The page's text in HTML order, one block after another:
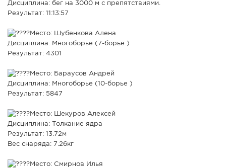
КОНКУРСЫ
ГОЛОСОВАНИЯ
ПРЕДЛОЖИТЬ НОВОСТЬ
Дисциплина: бег на 3000 м с препятствиями.
Результат: 11:13:57
Место: Шубенкова Алена
Дисциплина: Многоборье (7-борье )
Результат: 4301
Место: Бараусов Андрей
Дисциплина: Многоборье (10-борье )
Результат: 5847
Место: Шекуров Алексей
Дисциплина: Толкание ядра
Результат: 13.72м
Вес снаряда: 7.26кг
Место: Смирнов Илья